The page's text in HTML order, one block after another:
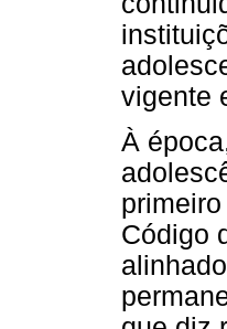
vigente
À
Código